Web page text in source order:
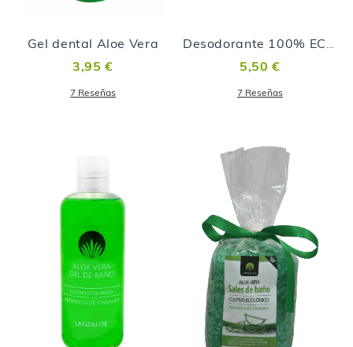
Gel dental Aloe Vera
3,95 €
7 Reseñas
Desodorante 100% ECOLÓGICO con Aloe Vera
5,50 €
7 Reseñas